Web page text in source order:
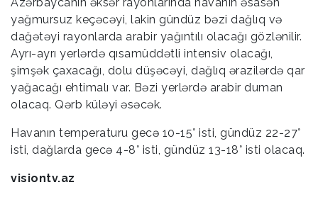
yağmursuz keçəcəyi, lakin gündüz bəzi dağlıq və
dağətəyi rayonlarda arabir yağıntılı olacağı gözlənilir.
Ayrı-ayrı yerlərdə qısamüddətli intensiv olacağı,
şimşək çaxacağı, dolu düşəcəyi, dağlıq ərazilərdə qar
yağacağı ehtimalı var. Bəzi yerlərdə arabir duman
olacaq. Qərb küləyi əsəcək.
Havanın temperaturu gecə 10-15° isti, gündüz 22-27°
isti, dağlarda gecə 4-8° isti, gündüz 13-18° isti olacaq.
visiontv.az